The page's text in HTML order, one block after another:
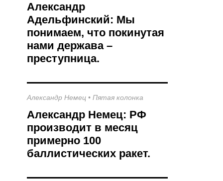
Александр
Адельфинский: Мы
понимаем, что покинутая
нами держава –
преступница.
Александр Немец • Пятая колонка
Александр Немец: РФ
производит в месяц
примерно 100
баллистических ракет.